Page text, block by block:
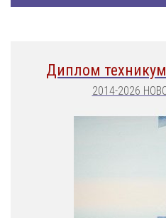
Диплом
2014-2026